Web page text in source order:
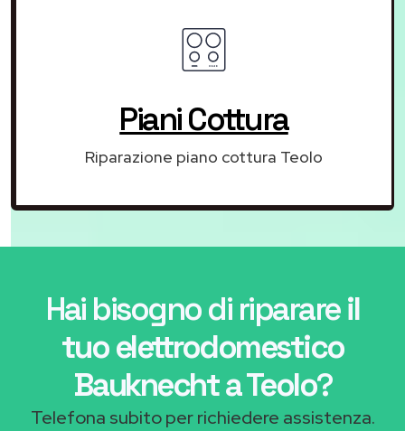
Piani Cottura
Riparazione piano cottura Teolo
Hai bisogno di riparareil
tuo elettrodomestico
Bauknecht a Teolo?
Telefona subito per richiedere assistenza.